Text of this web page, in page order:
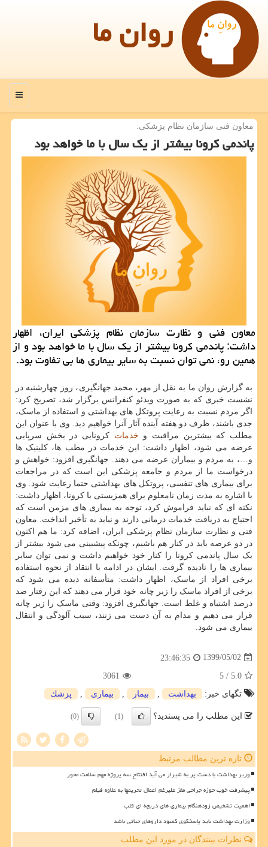
روان ما
منو
معاون فنی سازمان نظام پزشكی:
پاندمی كرونا بیشتر از یك سال با ما خواهد بود
معاون فنی و نظارت سازمان نظام پزشكی ایران، اظهار
داشت: پاندمی كرونا بیشتر از یك سال با ما خواهد بود و از
همین رو، نمی توان نسبت به سایر بیماری ها بی تفاوت بود.
به گزارش روان ما به نقل از مهر، محمد جهانگیری، روز چهارشنبه در
نشست خبری که به صورت ویدئو کنفرانس برگزار شد، تصریح کرد:
اگر مردم نسبت به رعایت پروتکل های بهداشتی و استفاده از ماسک،
جدی باشند، ظرف دو هفته آینده آثار آنرا خواهیم دید. وی با عنوان این
مطلب که بیشترین مراقبت و خدمات کرونایی در بخش سرپایی
عرضه می شود، اظهار داشت: این خدمات در مطب ها، کلینیک ها
و…، به مردم و بیماران عرضه می دهند. جهانگیری افزود: خواهش و
درخواست ما از مردم و جامعه پزشکی این است که در مراجعات
برای بیماری های تنفسی، پروتکل های بهداشتی حتما رعایت شود. وی
با اشاره به مدت زمان نامعلوم برای همزیستی با کرونا، اظهار داشت:
نکته ای که نباید فراموش کرد، توجه به بیماری های مزمن است که
احتیاج به دریافت خدمات درمانی دارند و نباید به تأخیر انداخت. معاون
فنی و نظارت سازمان نظام پزشکی ایران، اضافه کرد: ما هم اکنون
در دو عرصه باید در کنار هم باشیم، چونکه پیشبینی می شود بیشتر از
یک سال پاندمی کرونا را کنار خود خواهیم داشت و نمی توان سایر
بیماری ها را نادیده گرفت. ایشان در ادامه با انتقاد از نحوه استفاده
برخی افراد از ماسک، اظهار داشت: متأسفانه دیده می شود که
برخی از افراد ماسک را زیر چانه خود قرار می دهند که این رفتار صد
درصد اشتباه و غلط است. جهانگیری افزود: وقتی ماسک را زیر چانه
قرار می دهیم و مدام به آن دست می زنند، سبب آلودگی و انتقال
بیماری می شود.
1399/05/02
23:46:35
5.0
/ 5
3061
تگهای خبر:
بهداشت بیمار بیماری پزشك
این مطلب را می پسندید؟ (1)
(0)
تازه ترین مطالب مرتبط
وزیر بهداشت با دست پر به شیراز می آید افتتاح سه پروژه مهم سلامت محور
پیشرفت خوب حوزه جراحی مغز علیرغم اعمال تحریمها به علاوه فیلم
اهمیت تشخیص زودهنگام بیماری های دریچه ای قلب
وزارت بهداشت باید پاسخگوی کمبود داروهای حیاتی باشد
نظرات بینندگان در مورد این مطلب